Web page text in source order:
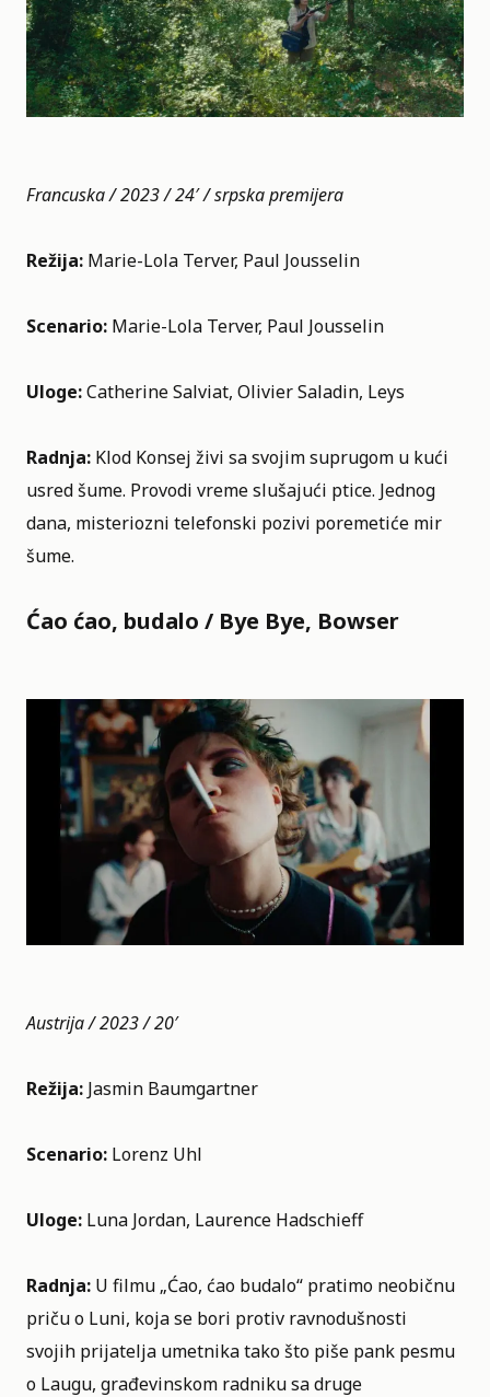
Francuska / 2023 / 24′ / srpska premijera
Režija: Marie-Lola Terver, Paul Jousselin
Scenario: Marie-Lola Terver, Paul Jousselin
Uloge:Catherine Salviat, Olivier Saladin, Leys
Radnja: Klod Konsej živi sa svojim suprugom u kući
usred šume. Provodi vreme slušajući ptice. Jednog
dana, misteriozni telefonski pozivi poremetiće mir
šume.
Ćao ćao, budalo / Bye Bye, Bowser
Austrija / 2023 / 20′
Režija: Jasmin Baumgartner
Scenario: Lorenz Uhl
Uloge: Luna Jordan, Laurence Hadschieff
Radnja: U filmu „Ćao, ćao budalo“ pratimo neobičnu
priču o Luni, koja se bori protiv ravnodušnosti
svojih prijatelja umetnika tako što piše pank pesmu
o Laugu, građevinskom radniku sa druge